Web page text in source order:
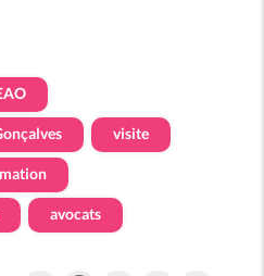
visite
avocats